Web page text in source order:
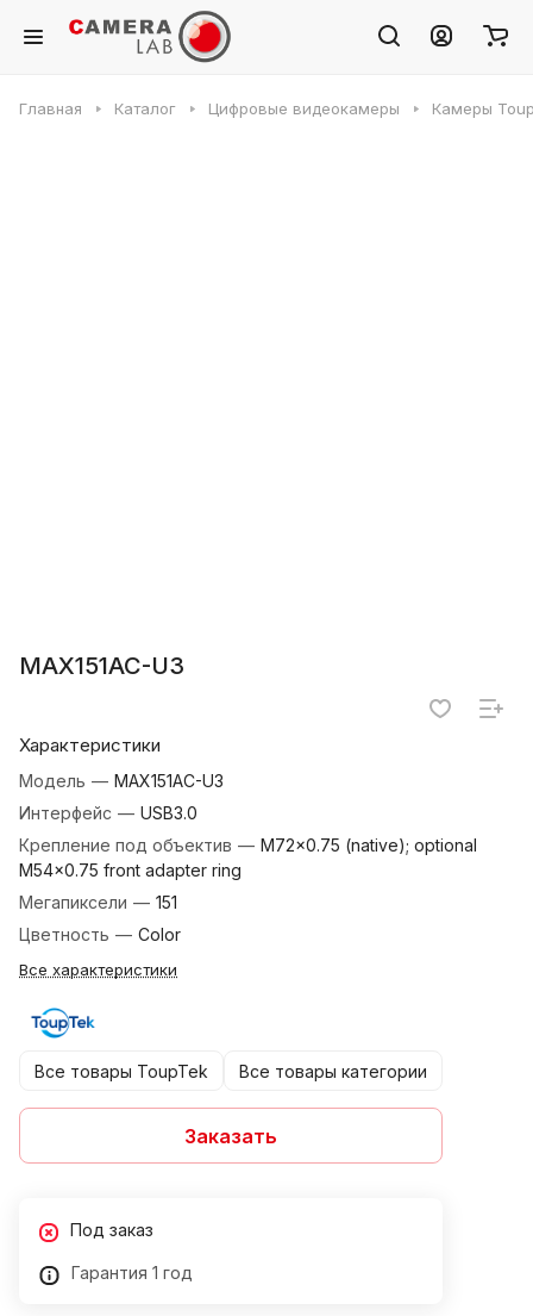
Главная Каталог Цифровые видеокамеры Камеры
MAX151AC-U3
Характеристики
Модель — MAX151AC-U3
Интерфейс — USB3.0
Крепление под объектив — M72×0.75 (native); optional
M54×0.75 front adapter ring
Мегапиксели — 151
Цветность — Color
Все характеристики
Все товары ToupTek Все товары категории
Заказать
Под заказ
Гарантия 1 год